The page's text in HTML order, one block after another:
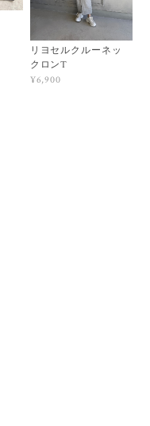
リヨセルクルーネッ
クロンT
¥6,900